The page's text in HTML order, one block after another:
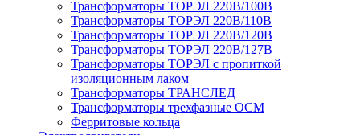
Трансформаторы ТОРЭЛ 220В/100В
Трансформаторы ТОРЭЛ 220В/110В
Трансформаторы ТОРЭЛ 220В/120В
Трансформаторы ТОРЭЛ 220В/127В
Трансформаторы ТОРЭЛ с пропиткой
изоляционным лаком
Трансформаторы ТРАНСЛЕД
Трансформаторы трехфазные ОСМ
Ферритовые кольца